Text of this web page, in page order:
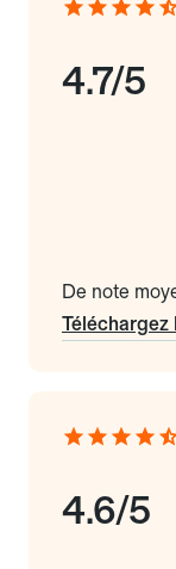
4.7/5
De note
Téléchargez
4.6/5